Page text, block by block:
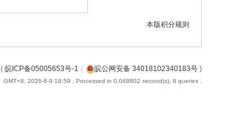
本版积分规则
( 皖ICP备05005653号-1 | 皖公网安备 34018102340183号 )
GMT+8, 2026-8-9 18:59 , Processed in 0.048802 second(s), 8 queries .